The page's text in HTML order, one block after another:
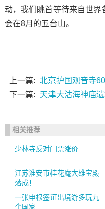
动，我们眺首等待来自世界
会在8月的五台山。
上一篇: 北京护国观音寺
下一篇:
天津大沽海神庙
相关推荐
少林寺反对门票涨价……
江苏淮安市桂花庵大雄宝殿
落成！
一张申根签证出境游多玩九
个国家